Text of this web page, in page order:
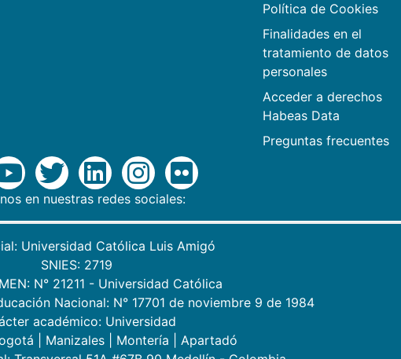
Política de Cookies
Finalidades en el
tratamiento de datos
personales
Acceder a derechos
Habeas Data
Preguntas frecuentes
en nuestras redes sociales:
Universidad Católica Luis Amigó
SNIES: 2719
N° 21211 - Universidad Católica
Nacional: N° 17701 de noviembre 9 de 1984
académico: Universidad
Manizales Montería
Apartadó